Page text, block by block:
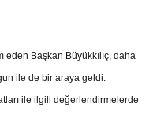
eden Başkan Büyükkılıç, daha
ile de bir araya geldi.
ile ilgili değerlendirmelerde